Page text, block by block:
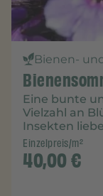
Bienen-
Eine bunte
Vielzahl an
Insekten
Einzelpreis/m²
40,00€